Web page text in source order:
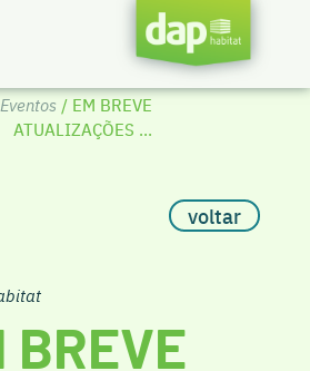
/ EM BREVE
ATUALIZAÇÕES ...
voltar
BREVE